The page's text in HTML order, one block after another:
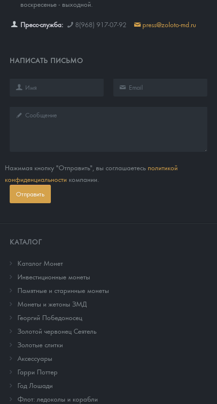
воскресенье - выходной.
Пресс-служба: 8(968) 917-07-92 press@zoloto-md.ru
НАПИСАТЬ ПИСЬМО
Нажимая кнопку "Отправить", вы соглашаетесь политикой
конфиденциальности компании.
Отправить
КАТАЛОГ
Каталог Монет
Инвестиционные монеты
Памятные и старинные монеты
Монеты и жетоны ЗМД
Георгий Победоносец
Золотой червонец Сеятель
Золотые слитки
Аксессуары
Гарри Поттер
Год Лошади
Флот: ледоколы и корабли